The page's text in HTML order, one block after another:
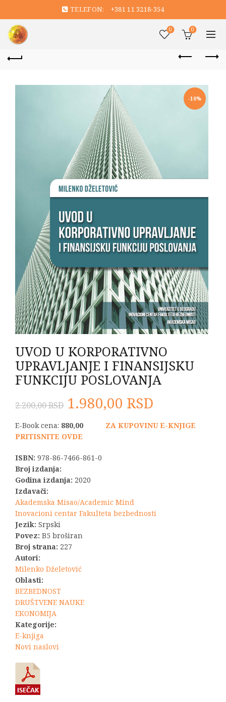
TELEFON: +381 11 3218-354
0 0
-10%
UVOD U KORPORATIVNO
UPRAVLJANJE I FINANSIJSKU
FUNKCIJU POSLOVANJA
2.200,00RSD Originalna
cena
1.980,00 RSD
cena
E-Book cena: 880,00
ZA KUPOVINU E-KNJIGE
PRITISNITE OVDE
ISBN: 978-86-7466-861-0
Broj izdanja:
Godina izdanja: 2020
Izdavači:
Akademska Misao/Academic Mind
Inovacioni centar Fakulteta bezbednosti
Jezik: Srpski
Povez: B5 broširan
Broj strana: 227
Autori:
Milenko Dželetović
Oblasti:
BEZBEDNOST
DRUŠTVENE NAUKE
EKONOMIJA
Kategorije:
E-knjiga
Novi naslovi